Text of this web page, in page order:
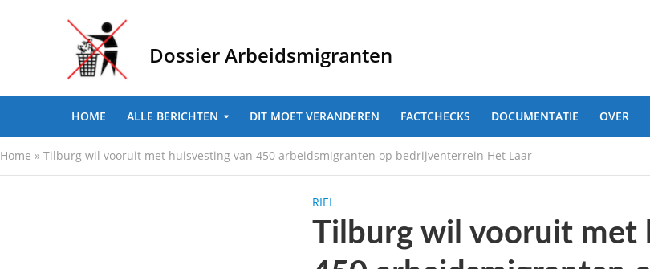
Dossier Arbeidsmigranten
HOME ALLE BERICHTEN DIT MOET VERANDEREN FACTCHECKS DOCUMENTATIE OVER
Home » Tilburg wil vooruit met huisvesting van 450 arbeidsmigranten op bedrijventerrein Het Laar
RIEL
Tilburg wil vooruit met